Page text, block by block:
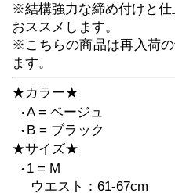
※結構強力な締め付けと仕
おススメします。
※こちらの商品は再入荷
ます。
★カラー★
● A = ベージュ
●
B = ブラック
★サイズ★
● 1 = M
ウエスト：61-67cm